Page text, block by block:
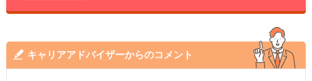
キャリアアドバイザーからのコメント